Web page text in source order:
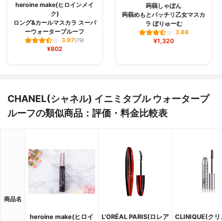
heroine make(ヒロインメイ
ク)
ロング&カールマスカラ スーパ
ーウォータープルーフ
3.97(79)
¥802
蒟蒻しゃぼん
蒟蒻めもとパッチリ乙女マスカ
ラ ぼりゅーむ
3.68
¥1,320
CHANEL(シャネル) イニミタブル ウォータープ
ルーフの類似商品：評価・料金比較表
商品名
heroine make(ヒロイ L'ORÉAL PARIS(ロレア CLINIQUE(ク